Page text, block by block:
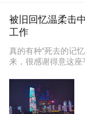
被旧回忆温柔击
工作
真的有种“死去的记
来，很感谢得意这